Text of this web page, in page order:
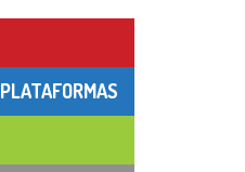
PLATAFORMAS